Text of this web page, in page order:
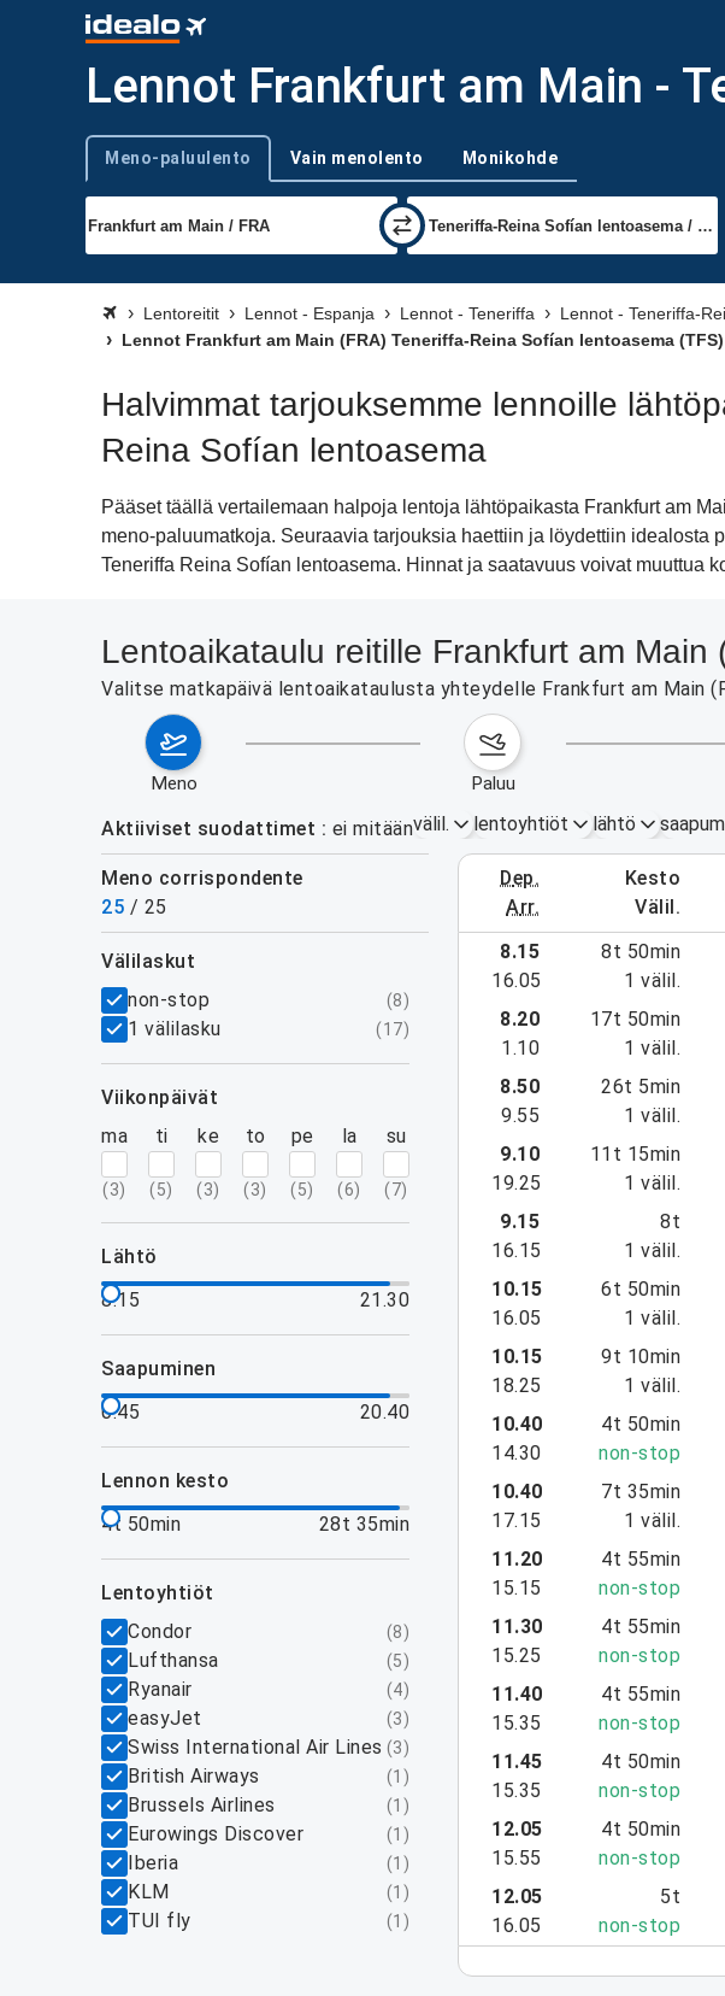
Lennot Frankfurt am Main -
Trip type
Meno-paluulento Vain menolento Monikohde
Lentoreitit Lennot - Espanja Lennot - Teneriffa
Lennot - Teneriffa-
Lennot Frankfurt am Main (FRA) Teneriffa-Reina Sofían lentoasema (TFS)
Halvimmat tarjouksemme lennoille
Reina Sofían lentoasema
Pääset täällä vertailemaan halpoja lentoja lähtöpaikasta Frankfurt am
meno-paluumatkoja. Seuraavia tarjouksia haettiin ja löydettiin
Teneriffa Reina Sofían lentoasema. Hinnat ja saatavuus voivat muuttua
Lentoaikataulu reitille Frankfurt am
Valitse matkapäivä lentoaikataulusta yhteydelle Frankfurt am Main
meno paluu
Aktiiviset suodattimet ei mitäänvälil. lentoyhtiöt lähtö
Meno corrispondente
25 / 25
dep.
arr.
kesto
välil.
3.–9. elokuuta 2026
suodattimet
välilaskut
non-stop
(8)
1 välilasku (17)
viikonpäivät
ma
(3)
ti
(5)
ke
(3)
to
(3)
pe
(5)
la
(6)
su
(7)
lähtö
8.15
21.30
saapuminen
0.45
20.40
lennon kesto
4t 50min
28t 35min
lentoyhtiöt
Condor
(8)
Lufthansa (5)
Ryanair (4)
easyJet (3)
Swiss International Air Lines (3)
British Airways (1 )
Brussels Airlines (1 )
Eurowings Discover (1 )
Iberia (1 )
KLM (1 )
TUI fly (1 )
näytä lisää
8.15
16.05
8t 50min
1 välil.
8.20
1.10
17t 50min
1 välil.
8.50
9.55
26t 5min
1 välil.
9.10
19.25
11t 15min
1 välil.
9.15
16.15
8t
1 välil.
10.15
16.05
6t 50min
1 välil.
10.15
18.25
9t 10min
1 välil.
10.40
14.30
4t 50min
non-stop
10.40
17.15
7t 35min
1 välil.
11.20
15.15
4t 55min
non-stop
11.30
15.25
4t 55min
non-stop
11.40
15.35
4t 55min
non-stop
11.45
15.35
4t 50min
non-stop
12.05
15.55
4t 50min
non-stop
12.05
16.05
5t
non-stop